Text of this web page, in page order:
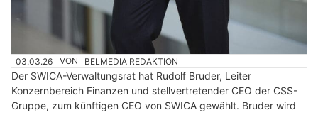
03.03.26 VON BELMEDIA REDAKTION
Der SWICA-Verwaltungsrat hat Rudolf Bruder, Leiter
Konzernbereich Finanzen und stellvertretender CEO der CSS-
Gruppe, zum künftigen CEO von SWICA gewählt. Bruder wird